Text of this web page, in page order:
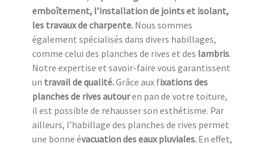
emboîtement, l’installation de joints et isolant,
les travaux de charpente. Nous sommes
également spécialisés dans divers habillages,
comme celui des planches de rives et des lambris.
Notre expertise et savoir-faire vous garantissent
un travail de qualité.Grâce aux fixations des
planches de rives autouren pan de votre toiture,
il est possible de rehausser son esthétisme. Par
ailleurs, l’habillage des planches de rives permet
une bonne évacuation des eaux pluviales. En effet,